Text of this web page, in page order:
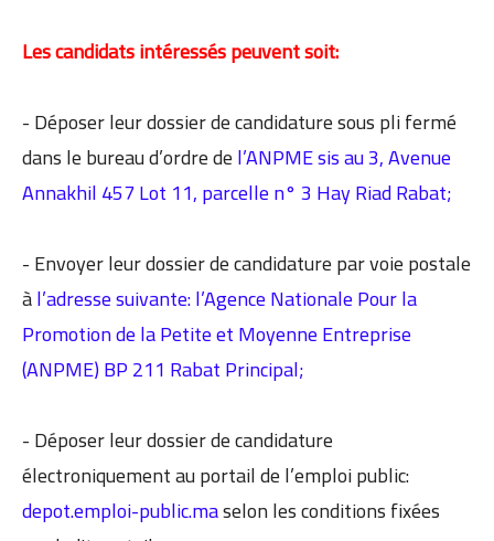
Les candidats intéressés peuvent soit:
- Déposer leur dossier de candidature sous pli fermé
dans le bureau d’ordre del’ANPME sis au 3, Avenue
Annakhil 457 Lot 11, parcelle n° 3 Hay Riad Rabat;
- Envoyer leur dossier de candidature par voie postale
àl’adresse suivante: l’Agence Nationale Pour la
Promotion de la Petite et Moyenne Entreprise
(ANPME) BP 211 Rabat Principal;
- Déposer leur dossier de candidature
électroniquement au portail de l’emploi public:
depot.emploi-public.maselon les conditions fixées